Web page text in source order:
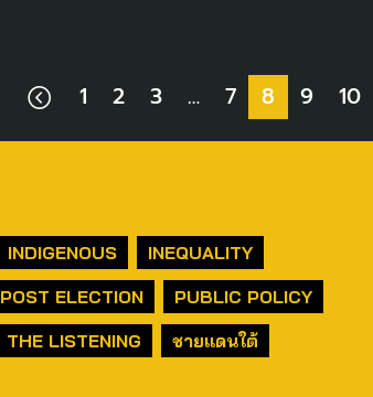
1 2 3 … 7 8 9 10
INDIGENOUS
INEQUALITY
POST ELECTION
PUBLIC POLICY
THE LISTENING
ชายแดนใต้